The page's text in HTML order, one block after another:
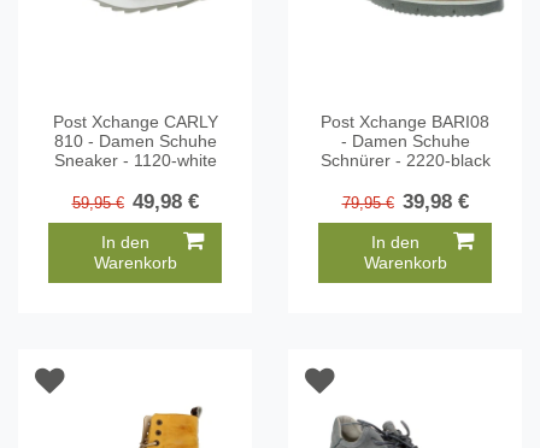
Post Xchange CARLY
810 - Damen Schuhe
Sneaker - 1120-white
59,95 € 49,98 €
In den
Warenkorb
Post Xchange BARI08
- Damen Schuhe
Schnürer - 2220-black
79,95 € 39,98 €
In den
Warenkorb